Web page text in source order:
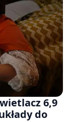
6,9
do